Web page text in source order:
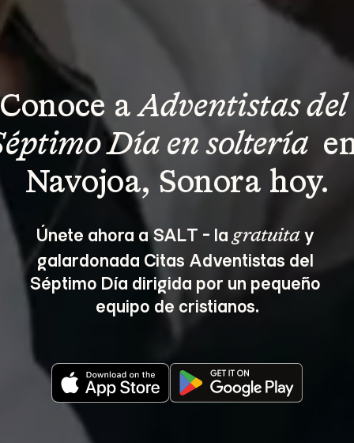
Conoce a Adventistas del
Día en soltería
Navojoa, Sonora hoy.
Únete ahora a SALT - la gratuita y
galardonada Citas Adventistas del
Séptimo Día dirigida por un pequeño
equipo de cristianos.